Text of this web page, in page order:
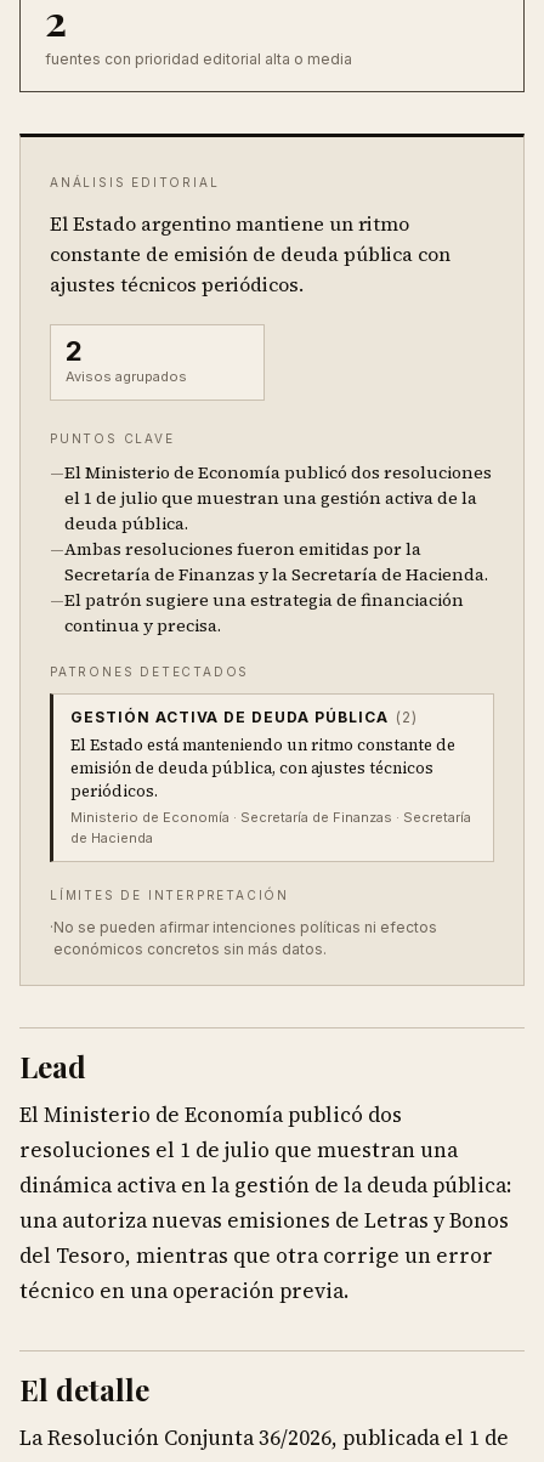
2
fuentes con prioridad editorial alta o media
ANÁLISIS EDITORIAL
El Estado argentino mantiene un ritmo
constante de emisión de deuda pública con
ajustes técnicos periódicos.
2
Avisos agrupados
PUNTOS CLAVE
—El Ministerio de Economía publicó dos resoluciones
el 1 de julio que muestran una gestión activa de la
deuda pública.
—Ambas resoluciones fueron emitidas por la
Secretaría de Finanzas y la Secretaría de Hacienda.
—El patrón sugiere una estrategia de financiación
continua y precisa.
PATRONES DETECTADOS
GESTIÓN ACTIVA DE DEUDA PÚBLICA ( 2)
El Estado está manteniendo un ritmo constante de
emisión de deuda pública, con ajustes técnicos
periódicos.
Ministerio de Economía · Secretaría de Finanzas · Secretaría
de Hacienda
LÍMITES DE INTERPRETACIÓN
·No se pueden afirmar intenciones políticas ni efectos
económicos concretos sin más datos.
Lead
El Ministerio de Economía publicó dos
resoluciones el 1 de julio que muestran una
dinámica activa en la gestión de la deuda pública:
una autoriza nuevas emisiones de Letras y Bonos
del Tesoro, mientras que otra corrige un error
técnico en una operación previa.
El detalle
La Resolución Conjunta 36/2026, publicada el 1 de